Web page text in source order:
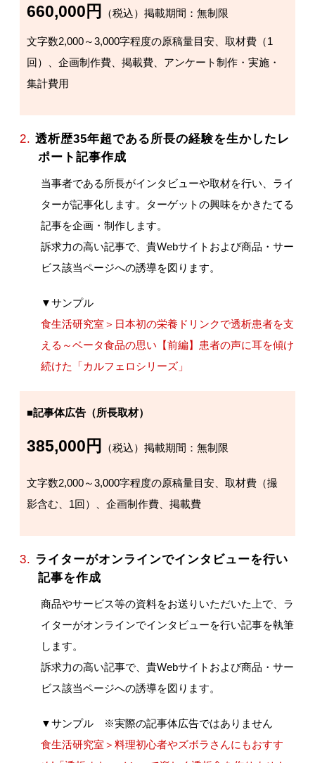
660,000円 （税込）掲載期間：無制限
文字数2,000～3,000字程度の原稿量目安、取材費（1
回）、企画制作費、掲載費、アンケート制作・実施・
集計費用
2. 透析歴35年超である所長の経験を生かしたレ
ポート記事作成
当事者である所長がインタビューや取材を行い、ライ
ターが記事化します。ターゲットの興味をかきたてる
記事を企画・制作します。
訴求力の高い記事で、貴Webサイトおよび商品・サー
ビス該当ページへの誘導を図ります。
▼サンプル
食生活研究室＞日本初の栄養ドリンクで透析患者を支
える～ベータ食品の思い【前編】患者の声に耳を傾け
続けた「カルフェロシリーズ」
■記事体広告（所長取材）
385,000円 （税込）掲載期間：無制限
文字数2,000～3,000字程度の原稿量目安、取材費（撮
影含む、1回）、企画制作費、掲載費
3. ライターがオンラインでインタビューを行い
記事を作成
商品やサービス等の資料をお送りいただいた上で、ラ
イターがオンラインでインタビューを行い記事を執筆
します。
訴求力の高い記事で、貴Webサイトおよび商品・サー
ビス該当ページへの誘導を図ります。
▼サンプル ※実際の記事体広告ではありません
食生活研究室＞料理初心者やズボラさんにもおすす